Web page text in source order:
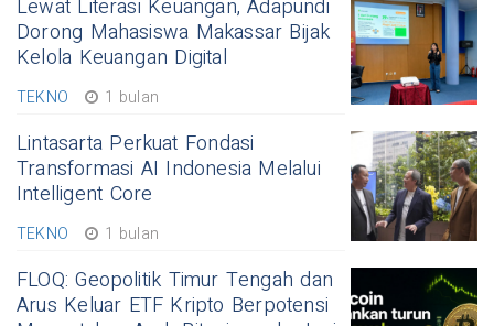
Lewat Literasi Keuangan, Adapundi
Dorong Mahasiswa Makassar Bijak
Kelola Keuangan Digital
TEKNO 1 bulan
Lintasarta Perkuat Fondasi
Transformasi AI Indonesia Melalui
Intelligent Core
TEKNO 1 bulan
FLOQ: Geopolitik Timur Tengah dan
Arus Keluar ETF Kripto Berpotensi